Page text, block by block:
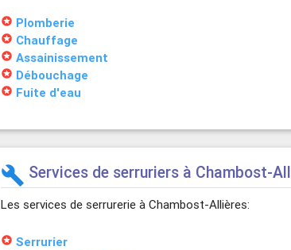
stars Plomberie
stars Chauffage
stars Assainissement
stars Débouchage
stars Fuite d'eau
build Services de serruriers à Chambost-
Les services de serrurerie à Chambost-Allières:
stars Serrurier